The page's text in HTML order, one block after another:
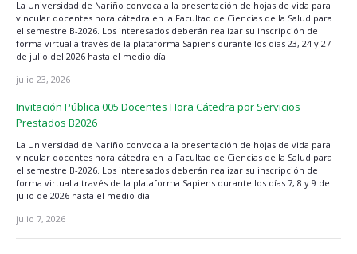
La Universidad de Nariño convoca a la presentación de hojas de vida para
vincular docentes hora cátedra en la Facultad de Ciencias de la Salud para
el semestre B-2026. Los interesados deberán realizar su inscripción de
forma virtual a través de la plataforma Sapiens durante los días 23, 24 y 27
de julio del 2026 hasta el medio día.
julio 23, 2026
Invitación Pública 005 Docentes Hora Cátedra por Servicios
Prestados B2026
La Universidad de Nariño convoca a la presentación de hojas de vida para
vincular docentes hora cátedra en la Facultad de Ciencias de la Salud para
el semestre B-2026. Los interesados deberán realizar su inscripción de
forma virtual a través de la plataforma Sapiens durante los días 7, 8 y 9 de
julio de 2026 hasta el medio día.
julio 7, 2026